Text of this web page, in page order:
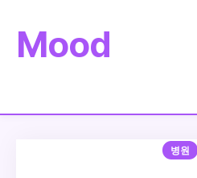
Mood
병원